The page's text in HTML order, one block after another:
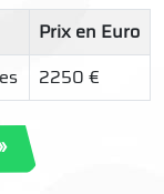
Prix en Euro
2250 €